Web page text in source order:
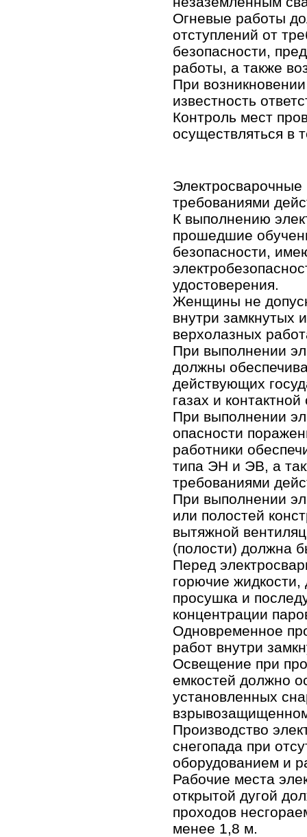
Огневые работы
отступлений от
безопасности,
работы, а также
При
известность
Контроль мест
осуществляться в
требованиями
К выполнению
прошедшие
безопасности,
удостоверения.
Женщины не
внутри замкнутых
верхолазных
При выполнении
должны
действующих
газах и
При выполнении
опасности
работники
типа ЭН и ЭВ, а
требованиями
При выполнении
или полостей
вытяжной
(полости) должна
Перед
горючие
просушка и
концентрации
Одновременное
работ внутри
Освещение при
емкостей должно
установленных
Производство
снегопада при
оборудованием и
Рабочие места
открытой дугой
проходов
менее 1,8 м.